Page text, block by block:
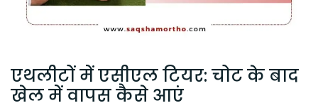
एथलीटों में एसीएल टियर: चोट के बाद
खेल में वापस कैसे आएं